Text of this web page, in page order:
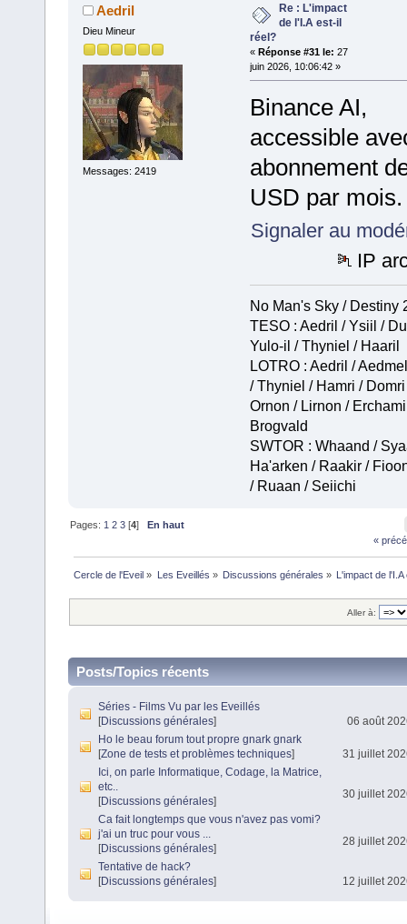
Aedril
Dieu Mineur
Messages: 2419
Re : L'impact
de l'I.A est-il
réel?
« Réponse #31 le: 27
juin 2026, 10:06:42 »
Binance AI,
accessible
abonnement
USD par mois.
Signaler au
IP
No Man's Sky / Destiny
TESO : Aedril / Ysiil /
Yulo-il / Thyniel / Haaril
LOTRO : Aedril /
/ Thyniel / Hamri /
Ornon / Lirnon /
Brogvald
SWTOR : Whaand /
Ha'arken / Raakir /
/ Ruaan / Seiichi
Pages: 1 2 3 [4]En haut
«
Cercle de l'Eveil » Les Eveillés » Discussions générales » L'impact de l'I.A
Aller à:
Posts/Topics récents
Séries - Films Vu par les Eveillés
[Discussions générales]
06 août
Ho le beau forum tout propre gnark gnark
[Zone de tests et problèmes techniques]
31 juillet
Ici, on parle Informatique, Codage, la Matrice,
etc..
[Discussions générales]
30 juillet
Ca fait longtemps que vous n'avez pas vomi?
j'ai un truc pour vous ...
[Discussions générales]
28 juillet
Tentative de hack?
[Discussions générales] 12 juillet